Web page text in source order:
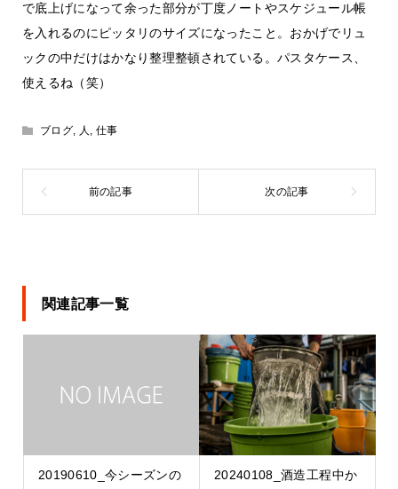
で底上げになって余った部分が丁度ノートやスケジュール帳
を入れるのにピッタリのサイズになったこと。おかげでリュ
ックの中だけはかなり整理整頓されている。パスタケース、
使えるね（笑）
ブログ, 人 , 仕事
関連記事一覧
20190610_今シーズンの
20240108_酒造工程中か